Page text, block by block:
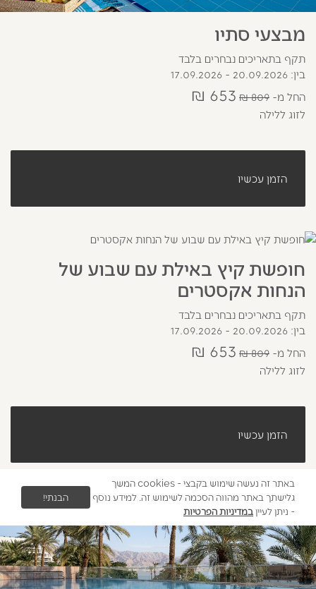
מבצעי סתיו
תקף בתאריכים נבחרים בלבד
בין: 20.09.2026 - 17.09.2026
החל מ
809 ₪
653 ₪
לזוג ללילה
הזמן עכשיו
חופשת קיץ באילת עם שבוע של
הנחות אקסטרים
תקף בתאריכים נבחרים בלבד
בין: 20.09.2026 - 17.09.2026
החל מ
809 ₪
653 ₪
לזוג ללילה
הזמן עכשיו
באתר זה נעשה שימוש בקבצי - cookies המשך
גלישתך באתר מהווה הסכמה לשימוש זה. למידע נוסף
- ניתן לעייןבמדיניות הפרטיות
הבנתי!